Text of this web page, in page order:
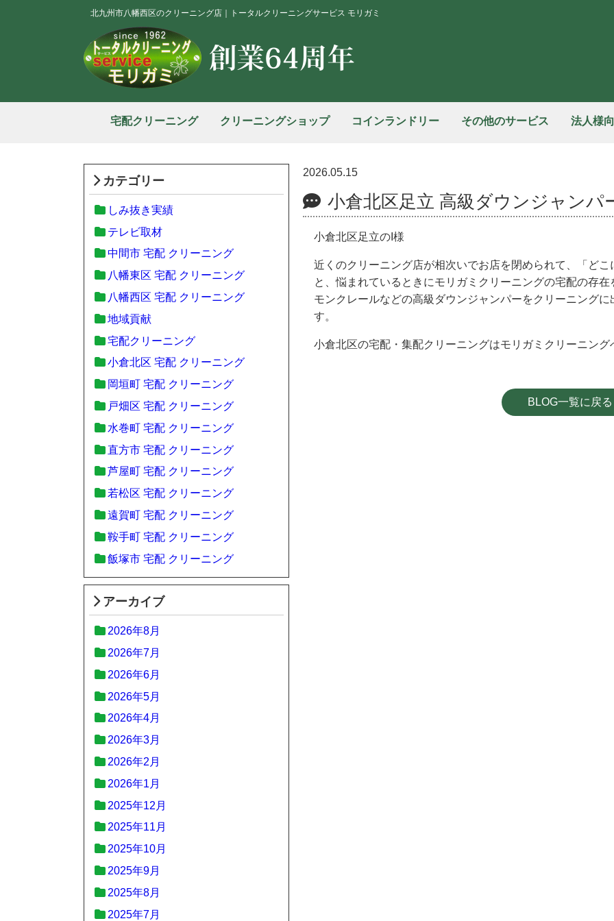
北九州市八幡西区のクリーニング店｜トータルクリーニングサービス モリガミ
宅配クリーニング クリーニングショップ コインランドリー その他のサービス 法人様
2026.05.15
小倉北区足立 高級ダウンジャンパ
小倉北区足立のI様
近くのクリーニング店が相次いでお店を閉められて、「どこ
と、悩まれているときにモリガミクリーニングの宅配の存在
モンクレールなどの高級ダウンジャンパーをクリーニング
す。
小倉北区の宅配・集配クリーニングはモリガミクリーニング
BLOG一覧に戻る
カテゴリー
しみ抜き実績
テレビ取材
中間市 宅配 クリーニング
八幡東区 宅配 クリーニング
八幡西区 宅配 クリーニング
地域貢献
宅配クリーニング
小倉北区 宅配 クリーニング
岡垣町 宅配 クリーニング
戸畑区 宅配 クリーニング
水巻町 宅配 クリーニング
直方市 宅配 クリーニング
芦屋町 宅配 クリーニング
若松区 宅配 クリーニング
遠賀町 宅配 クリーニング
鞍手町 宅配 クリーニング
飯塚市 宅配 クリーニング
アーカイブ
2026年8月
2026年7月
2026年6月
2026年5月
2026年4月
2026年3月
2026年2月
2026年1月
2025年12月
2025年11月
2025年10月
2025年9月
2025年8月
2025年7月